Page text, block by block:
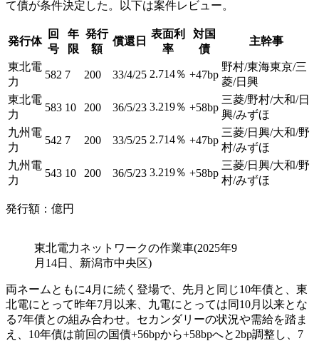
て債が条件決定した。以下は案件レビュー。
発行体
回
号
年
限
発行
額
償還日
表面利
率
対国
債
主幹事
東北電
力
582 7 200 33/4/25 2.714％ +47bp
野村/東海東京/三
菱/日興
東北電
力
583 10 200 36/5/23 3.219％ +58bp
三菱/野村/大和/日
興/みずほ
九州電
力
542 7 200 33/5/25 2.714％ +47bp
三菱/日興/大和/野
村/みずほ
九州電
力
543 10 200 36/5/23 3.219％ +58bp
三菱/日興/大和/野
村/みずほ
発行額：億円
東北電力ネットワークの作業車(2025年9
月14日、新潟市中央区)
両ネームともに4月に続く登場で、先月と同じ10年債と、東
北電にとって昨年7月以来、九電にとっては同10月以来とな
る7年債との組み合わせ。セカンダリーの状況や需給を踏ま
え、10年債は前回の国債+56bpから+58bpへと2bp調整し、7